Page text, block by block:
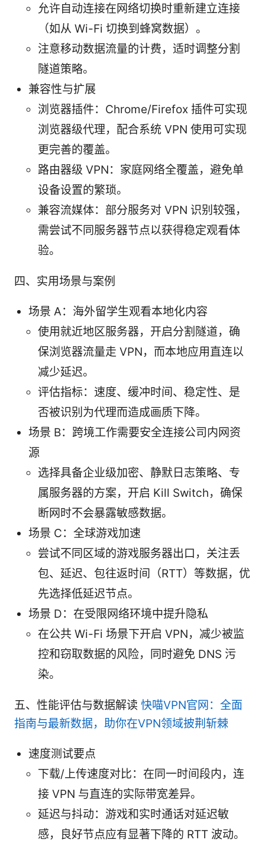
允许自动连接在网络切换时重新建立连接
（如从 Wi-Fi 切换到蜂窝数据）。
注意移动数据流量的计费，适时调整分割
隧道策略。
兼容性与扩展
浏览器插件：Chrome/Firefox 插件可实现
浏览器级代理，配合系统 VPN 使用可实现
更完善的覆盖。
路由器级 VPN：家庭网络全覆盖，避免单
设备设置的繁琐。
兼容流媒体：部分服务对 VPN 识别较强，
需尝试不同服务器节点以获得稳定观看体
验。
四、实用场景与案例
场景 A：海外留学生观看本地化内容
使用就近地区服务器，开启分割隧道，确
保浏览器流量走 VPN，而本地应用直连以
减少延迟。
评估指标：速度、缓冲时间、稳定性、是
否被识别为代理而造成画质下降。
场景 B：跨境工作需要安全连接公司内网资
源
选择具备企业级加密、静默日志策略、专
属服务器的方案，开启 Kill Switch，确保
断网时不会暴露敏感数据。
场景 C：全球游戏加速
尝试不同区域的游戏服务器出口，关注丢
包、延迟、包往返时间（RTT）等数据，优
先选择低延迟节点。
场景 D：在受限网络环境中提升隐私
在公共 Wi-Fi 场景下开启 VPN，减少被监
控和窃取数据的风险，同时避免 DNS 污
染。
五、性能评估与数据解读 快喵VPN官网：全面
指南与最新数据，助你在VPN领域披荆斩棘
速度测试要点
下载/上传速度对比：在同一时间段内，连
接 VPN 与直连的实际带宽差异。
延迟与抖动：游戏和实时通话对延迟敏
感，良好节点应有显著下降的 RTT 波动。